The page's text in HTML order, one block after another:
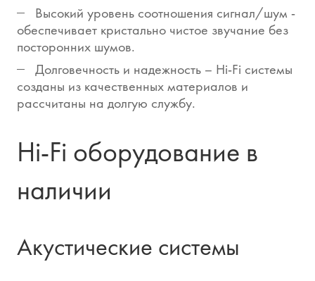
Высокий уровень соотношения сигнал/шум -
обеспечивает кристально чистое звучание без
посторонних шумов.
Долговечность и надежность – Hi-Fi системы
созданы из качественных материалов и
рассчитаны на долгую службу.
Hi-Fi оборудование в
наличии
Акустические системы